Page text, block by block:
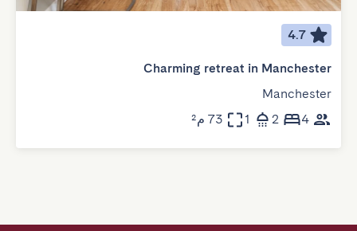
4.7
Charming retreat in Manchester
Manchester
4
2
1 73 م²